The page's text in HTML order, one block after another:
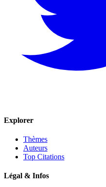
Explorer
Thèmes
Auteurs
Top Citations
Légal & Infos